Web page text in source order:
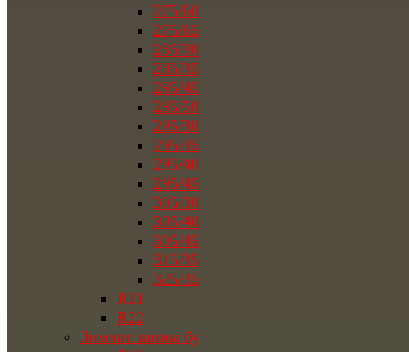
275/60
275/65
285/30
285/35
285/45
285/50
295/30
295/35
295/40
295/45
305/30
305/40
305/45
315/35
325/35
R21
R22
Зимние шины бу